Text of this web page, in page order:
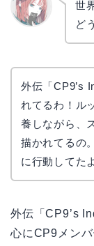
世
ど
外伝「CP9’s
れてるわ！ル
養しながら、
描かれてるの
に行動してた
外伝「CP9’s
心にCP9メン